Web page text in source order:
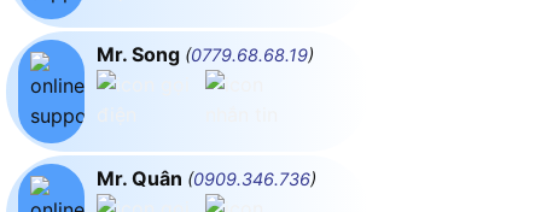
Mr. Song (0779.68.68.19)
Mr. Quân (0909.346.736)